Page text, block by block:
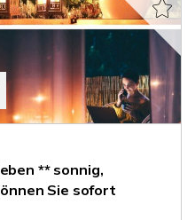
** sonnig,
Sie sofort